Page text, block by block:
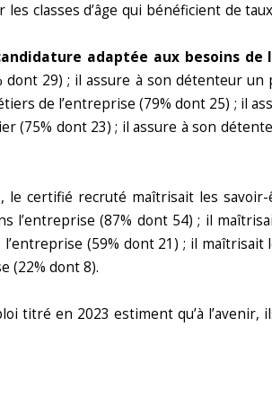
classes d’âge qui bénéficient de
adaptée aux besoins de
29) ; il assure à son détenteur
de l’entreprise (79% dont 25) ; il
(75% dont 23) ; il assure à son
le certifié recruté maîtrisait les
l’entreprise (87% dont 54) ; il
(59% dont 21) ; il
(22% dont 8).
titré en 2023 estiment qu’à